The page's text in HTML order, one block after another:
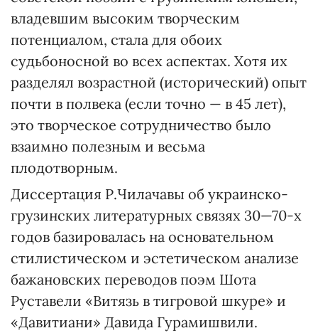
владевшим высоким творческим
потенциалом, стала для обоих
судьбоносной во всех аспектах. Хотя их
разделял возрастной (исторический) опыт
почти в полвека (если точно — в 45 лет),
это творческое сотрудничество было
взаимно полезным и весьма
плодотворным.
Диссертация Р.Чилачавы об украинско-
грузинских литературных связях 30—70-х
годов базировалась на основательном
стилистическом и эстетическом анализе
бажановских переводов поэм Шота
Руставели «Витязь в тигровой шкуре» и
«Давитиани» Давида Гурамишвили.